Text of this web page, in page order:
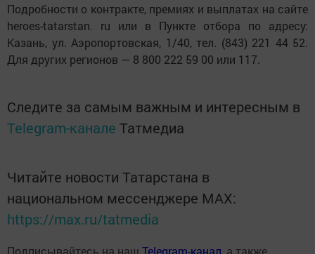
Подробности о контракте, премиях и выплатах на сайте
heroes-tatarstan. ru или в Пункте отбора по адресу:
Казань, ул. Аэропортовская, 1/40, тел. (843) 221 44 52.
Для других регионов — 8 800 222 59 00 или 117.
Следите за самым важным и интересным в
Telegram-канале Татмедиа
Читайте новости Татарстана в
национальном мессенджере MАХ:
https://max.ru/tatmedia
Подписывайтесь на наш Telegram-канал , а также